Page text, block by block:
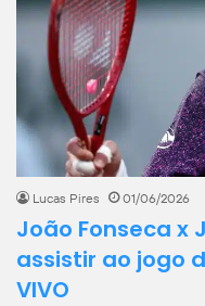
Lucas Pires 01/06/2026
João Fonseca x
assistir ao jogo
VIVO